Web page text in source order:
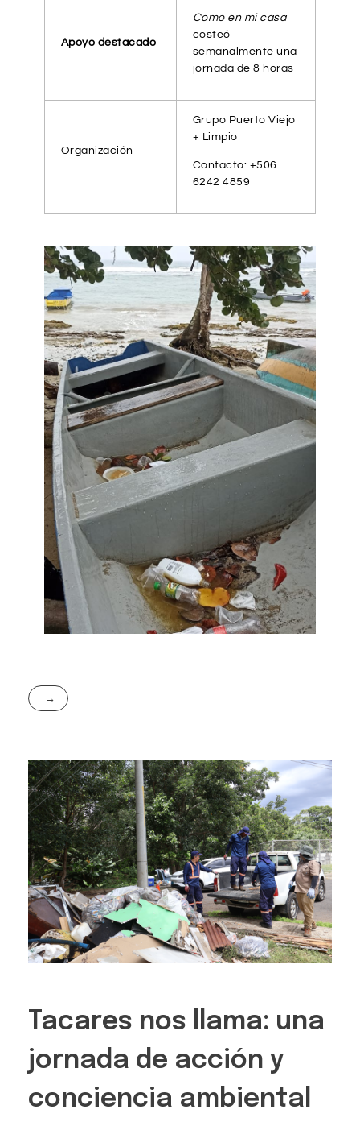
Apoyo destacado
Como en mi casa
costeó
semanalmente una
jornada de 8 horas
Organización
Grupo Puerto Viejo
+ Limpio
Contacto: +506
6242 4859
Tacares nos llama: una
jornada de acción y
conciencia ambiental